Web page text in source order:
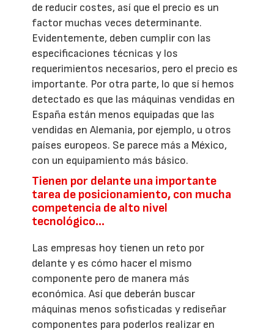
de reducir costes, así que el precio es un
factor muchas veces determinante.
Evidentemente, deben cumplir con las
especificaciones técnicas y los
requerimientos necesarios, pero el precio es
importante. Por otra parte, lo que sí hemos
detectado es que las máquinas vendidas en
España están menos equipadas que las
vendidas en Alemania, por ejemplo, u otros
países europeos. Se parece más a México,
con un equipamiento más básico.
Tienen por delante una importante
tarea de posicionamiento, con mucha
competencia de alto nivel
tecnológico…
Las empresas hoy tienen un reto por
delante y es cómo hacer el mismo
componente pero de manera más
económica. Así que deberán buscar
máquinas menos sofisticadas y rediseñar
componentes para poderlos realizar en